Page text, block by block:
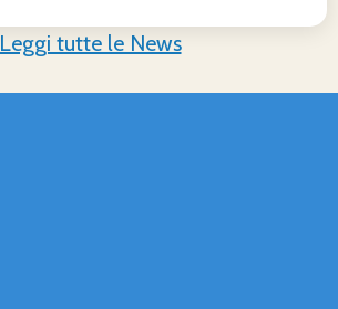
Leggi tutte le News